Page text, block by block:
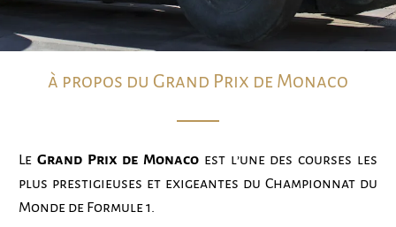
à propos du Grand Prix de Monaco
Le Grand Prix de Monaco est l’une des courses les
plus prestigieuses et exigeantes du Championnat du
Monde de Formule 1.